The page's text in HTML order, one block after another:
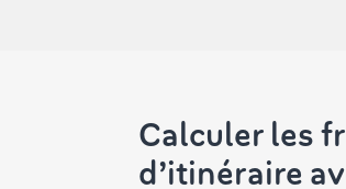
Calculer les
d’itinéraire